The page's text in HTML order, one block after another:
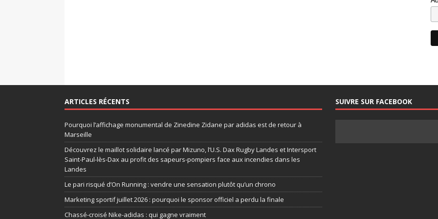
ARTICLES RÉCENTS
Pourquoi l’affichage monumental de Zinedine Zidane par adidas est de retour à
Marseille
Découvrez le maillot solidaire lancé par Mizuno, l’U.S. Dax Rugby Landes et Intersport
Saint-Paul-lès-Dax au profit des sapeurs-pompiers face aux incendies dans les
Landes
Le pari risqué d’On Running : vendre une sensation plutôt qu’un chrono
Marketing sportif juillet 2026 : pourquoi le sponsor officiel a perdu la finale
Chassé-croisé Nike-adidas : qui gagne vraiment
SUIVRE SUR FACEBOOK